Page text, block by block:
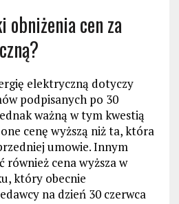
obniżenia cen za
elektryczną dotyczy
podpisanych po 30
ważną w tym kwestią
cenę wyższą niż ta, która
umowie. Innym
również cena wyższa w
który obecnie
na dzień 30 czerwca